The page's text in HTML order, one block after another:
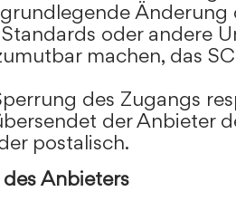
Änderung
oder andere
machen, das
des Zugangs
der Anbieter
postalisch.
Anbieters